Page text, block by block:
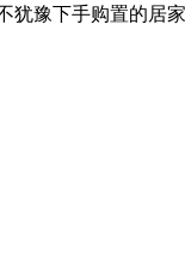
豫下手购置的居家